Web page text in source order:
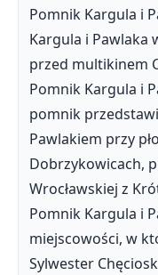
Pomnik Kargula i
Kargula i Pawlaka
przed multikinem
Pomnik Kargula i
pomnik
Pawlakiem przy
Dobrzykowicach,
Wrocławskiej z
Pomnik Kargula i
miejscowości, w
Sylwester